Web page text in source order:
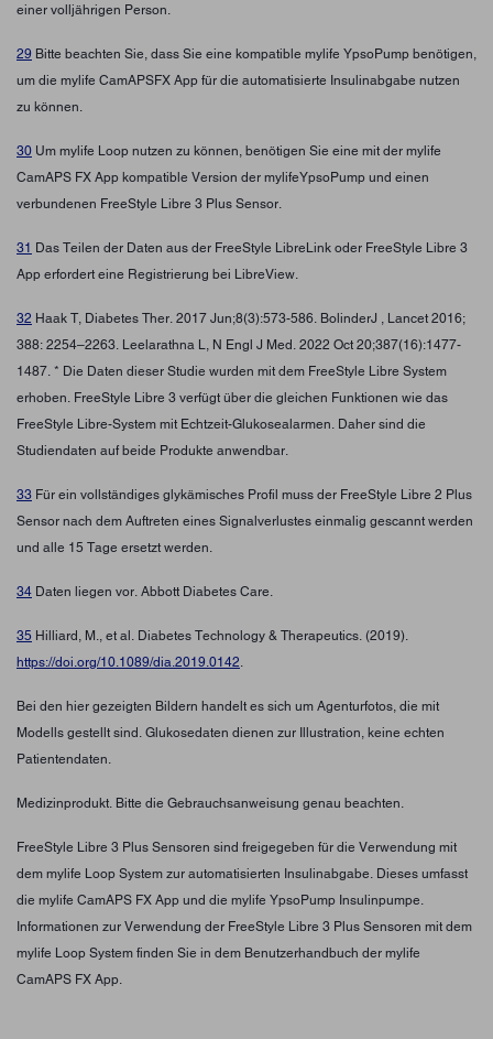
einer volljährigen Person.
29 Bitte beachten Sie, dass Sie eine kompatible mylife YpsoPump benötigen,
um die mylife CamAPSFX App für die automatisierte Insulinabgabe nutzen
zu können.
30 Um mylife Loop nutzen zu können, benötigen Sie eine mit der mylife
CamAPS FX App kompatible Version der mylifeYpsoPump und einen
verbundenen FreeStyle Libre 3 Plus Sensor.
31 Das Teilen der Daten aus der FreeStyle LibreLink oder FreeStyle Libre 3
App erfordert eine Registrierung bei LibreView.
32 Haak T, Diabetes Ther. 2017 Jun;8(3):573-586. BolinderJ , Lancet 2016;
388: 2254–2263. Leelarathna L, N Engl J Med. 2022 Oct 20;387(16):1477-
1487. * Die Daten dieser Studie wurden mit dem FreeStyle Libre System
erhoben. FreeStyle Libre 3 verfügt über die gleichen Funktionen wie das
FreeStyle Libre-System mit Echtzeit-Glukosealarmen. Daher sind die
Studiendaten auf beide Produkte anwendbar.
33 Für ein vollständiges glykämisches Profil muss der FreeStyle Libre 2 Plus
Sensor nach dem Auftreten eines Signalverlustes einmalig gescannt werden
und alle 15 Tage ersetzt werden.
34 Daten liegen vor. Abbott Diabetes Care.
35 Hilliard, M., et al. Diabetes Technology & Therapeutics. (2019).
https://doi.org/10.1089/dia.2019.0142.
Bei den hier gezeigten Bildern handelt es sich um Agenturfotos, die mit
Modells gestellt sind. Glukosedaten dienen zur Illustration, keine echten
Patientendaten.
Medizinprodukt. Bitte die Gebrauchsanweisung genau beachten.
FreeStyle Libre 3 Plus Sensoren sind freigegeben für die Verwendung mit
dem mylife Loop System zur automatisierten Insulinabgabe. Dieses umfasst
die mylife CamAPS FX App und die mylife YpsoPump Insulinpumpe.
Informationen zur Verwendung der FreeStyle Libre 3 Plus Sensoren mit dem
mylife Loop System finden Sie in dem Benutzerhandbuch der mylife
CamAPS FX App.